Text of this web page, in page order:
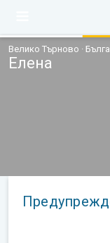
Велико Търново ·
Елена